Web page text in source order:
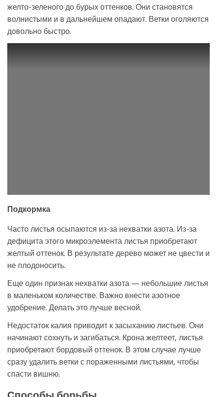
желто-зеленого до бурых оттенков. Они становятся
волнистыми и в дальнейшем опадают. Ветки оголяются
довольно быстро.
Подкормка
Часто листья осыпаются из-за нехватки азота. Из-за
дефицита этого микроэлемента листья приобретают
желтый оттенок. В результате дерево может не цвести и
не плодоносить.
Еще один признак нехватки азота — небольшие листья
в маленьком количестве. Важно внести азотное
удобрение. Делать это лучше весной.
Недостаток калия приводит к засыханию листьев. Они
начинают сохнуть и загибаться. Крона желтеет, листья
приобретают бордовый оттенок. В этом случае лучше
сразу удалить ветки с пораженными листьями, чтобы
спасти вишню.